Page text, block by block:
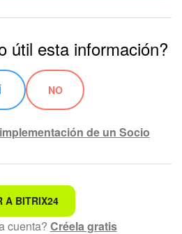
útil esta información?
NO
de un Socio
A BITRIX24
cuenta? Créela gratis